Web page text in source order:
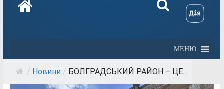
МЕНЮ
/ Новини / БОЛГРАДСЬКИЙ РАЙОН – ЦЕ...